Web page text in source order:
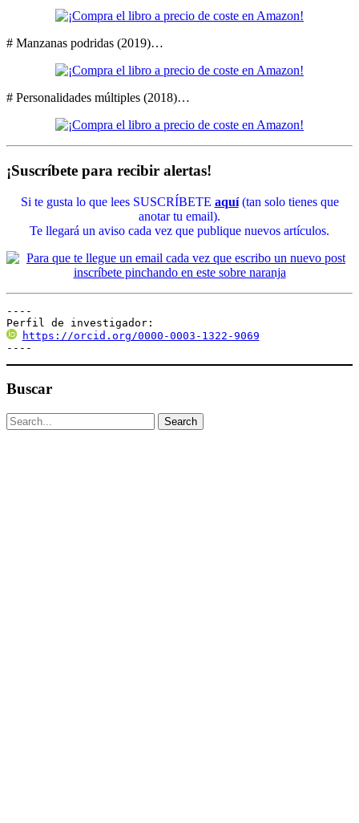
# Manzanas podridas (2019)…
# Personalidades múltiples (2018)…
¡Suscríbete para recibir alertas!
Si te gusta lo que lees SUSCRÍBETE aquí(tan solo tienes que
anotar tu email).
Te llegará un aviso cada vez que publique nuevos artículos.
----
Perfil de investigador:
https://orcid.org/0000-0003-1322-9069
----
Buscar